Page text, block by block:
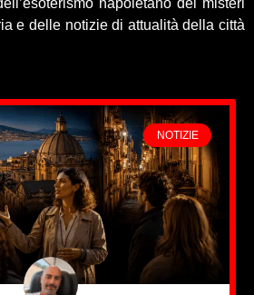
napoletano dei misteri
e delle notizie di attualità della città
NOTIZIE